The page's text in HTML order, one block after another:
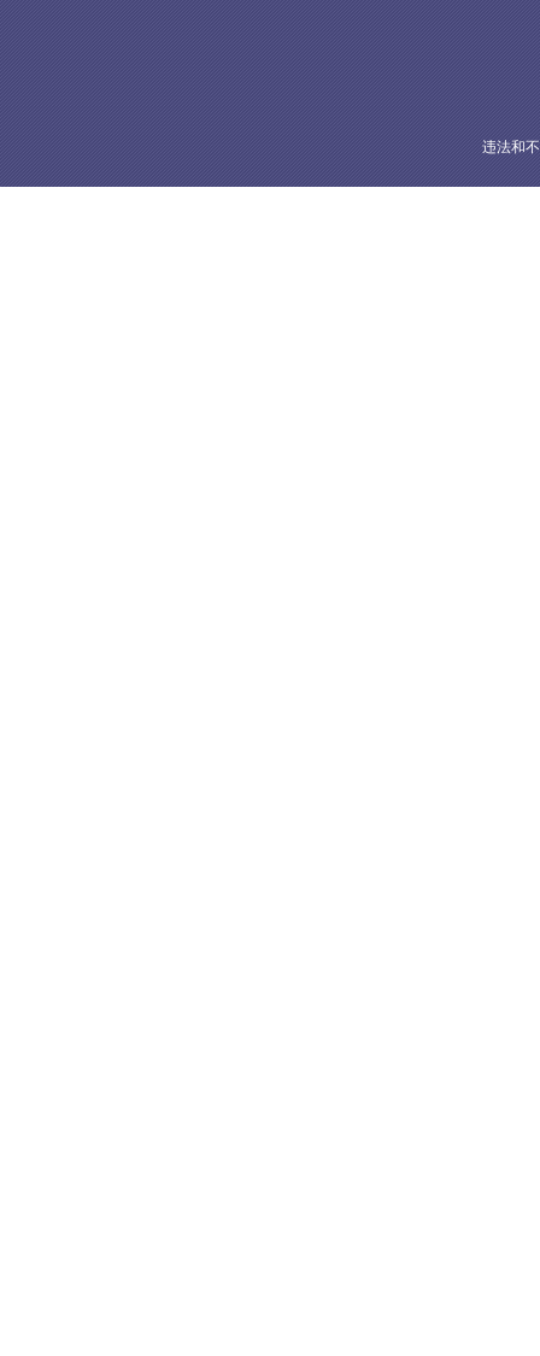
违法和